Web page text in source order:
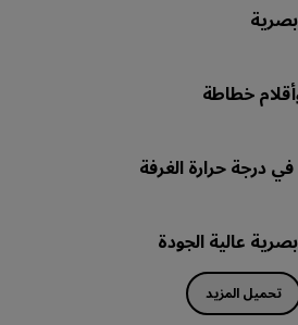
خطاطة
درجة حرارة الغرفة
عالية الجودة
تحميل المزيد